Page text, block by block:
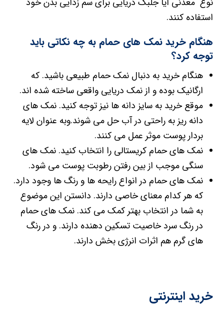
استفاده کنند.
هنگام خرید نمک های حمام به چه نکاتی باید
توجه کرد؟
هنگام خرید به دنبال نمک حمام طبیعی باشید. که
ارگانیک بوده و از نمک دریایی واقعی ساخته شده اند.
موقع خرید به سایز دانه ها نیز توجه کنید. نمک های
دانه ریز به راحتی در آب حل می شوند.وبه عنوان لایه
بردار پوست موثر عمل می کنند.
نمک های حمام کریستالی را انتخاب کنید. نمک های
سنگی موجب از بین رفتن رطوبت پوست می شود.
نمک های حمام در انواع رایحه ها و رنگ ها وجود دارد.
که هر کدام معنای خاصی دارند. دانستن این موضوع
به شما در انتخاب بهتر کمک می کند. نمک های حمام
در رنگ سرد خاصیت تسکین دهنده دارند. و در رنگ
های گرم هم اثرات انرژی بخش دارند.
خرید اینترنتی